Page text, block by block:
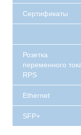
Сертификаты
Розетка
переменного
RPS
Ethernet
SFP+